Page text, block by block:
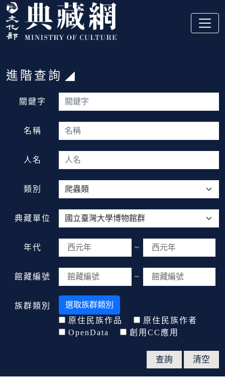
跳到主要內容
:::
:::
進階查詢
關鍵字
名稱
人名
類別
典藏單位
年代 ~
館藏編號 ~
族群類別
選取族群類別
原住民族作品
原住民族作者
OpenData
創用CC應用